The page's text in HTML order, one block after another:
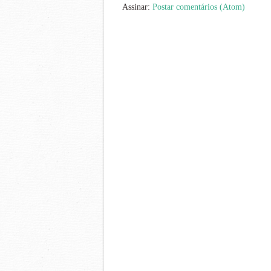
Assinar: Postar comentários (Atom)